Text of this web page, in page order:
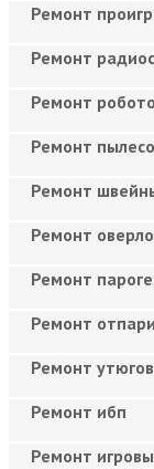
Ремонт
Ремонт
Ремонт
Ремонт
Ремонт
Ремонт
Ремонт
Ремонт
Ремонт утюгов
Ремонт ибп
Ремонт